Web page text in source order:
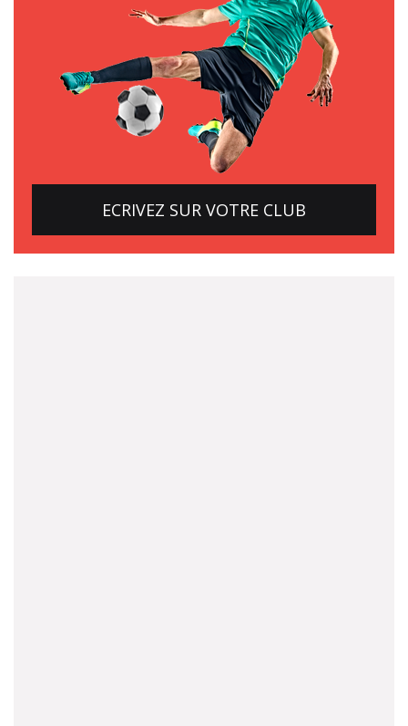
ECRIVEZ SUR VOTRE CLUB